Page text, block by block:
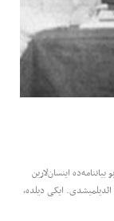
یاییلدی. بو بیاننامه‌ده اینسان‌لارین
ایکی دیلده،